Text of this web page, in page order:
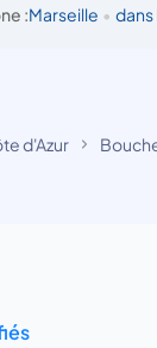
:Marseille •
d'Azur